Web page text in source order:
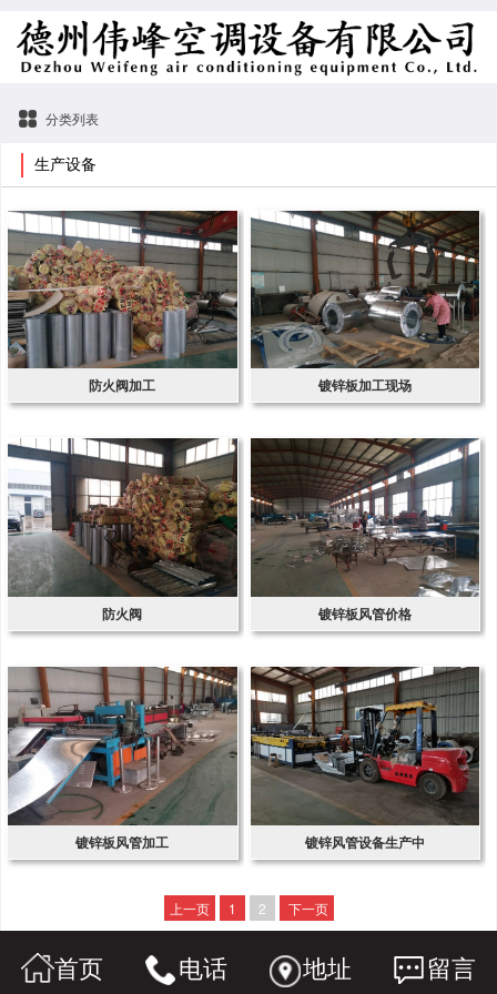
分类列表
生产设备
防火阀加工 镀锌板加工现场
防火阀 镀锌板风管价格
镀锌板风管加工 镀锌风管设备生产中
上一页 1 2 下一页
首页 电话 地址 留言